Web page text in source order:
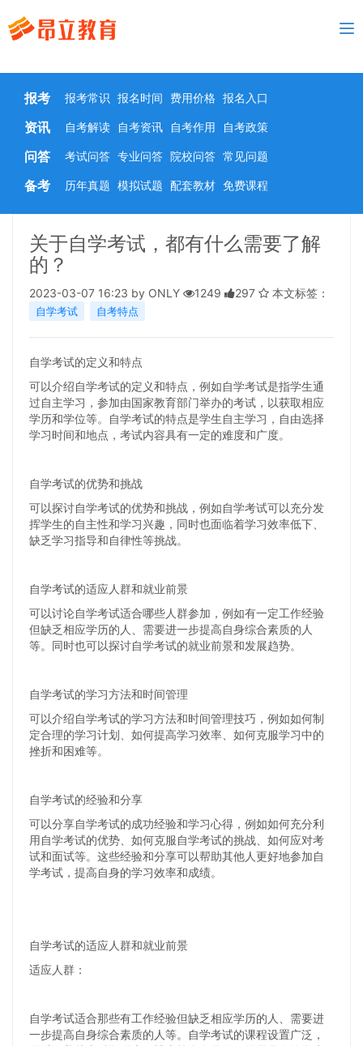
报考 报考常识 报名时间 费用价格 报名入口
资讯 自考解读 自考资讯 自考作用 自考政策
问答 考试问答 专业问答 院校问答 常见问题
备考 历年真题 模拟试题 配套教材 免费课程
关于自学考试，都有什么需要了解
的？
2023-03-07 16:23 by ONLY 1249 297 本文标签：
自学考试 自考特点
自学考试的定义和特点
可以介绍自学考试的定义和特点，例如自学考试是指学生通
过自主学习，参加由国家教育部门举办的考试，以获取相应
学历和学位等。自学考试的特点是学生自主学习，自由选择
学习时间和地点，考试内容具有一定的难度和广度。
自学考试的优势和挑战
可以探讨自学考试的优势和挑战，例如自学考试可以充分发
挥学生的自主性和学习兴趣，同时也面临着学习效率低下、
缺乏学习指导和自律性等挑战。
自学考试的适应人群和就业前景
可以讨论自学考试适合哪些人群参加，例如有一定工作经验
但缺乏相应学历的人、需要进一步提高自身综合素质的人
等。同时也可以探讨自学考试的就业前景和发展趋势。
自学考试的学习方法和时间管理
可以介绍自学考试的学习方法和时间管理技巧，例如如何制
定合理的学习计划、如何提高学习效率、如何克服学习中的
挫折和困难等。
自学考试的经验和分享
可以分享自学考试的成功经验和学习心得，例如如何充分利
用自学考试的优势、如何克服自学考试的挑战、如何应对考
试和面试等。这些经验和分享可以帮助其他人更好地参加自
学考试，提高自身的学习效率和成绩。
自学考试的适应人群和就业前景
适应人群：
自学考试适合那些有工作经验但缺乏相应学历的人、需要进
一步提高自身综合素质的人等。自学考试的课程设置广泛，